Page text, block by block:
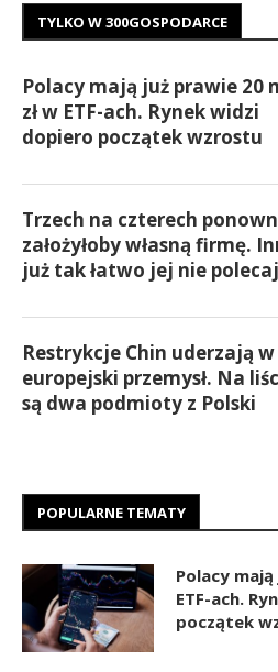
TYLKO W 300GOSPODARCE
Polacy mają już prawie 20
zł w ETF-ach. Rynek widzi
dopiero początek wzrostu
Trzech na czterech
założyłoby własną firmę.
już tak łatwo jej nie
Restrykcje Chin uderzają w
europejski przemysł. Na
są dwa podmioty z Polski
POPULARNE TEMATY
Polacy
ETF-ach.
początek